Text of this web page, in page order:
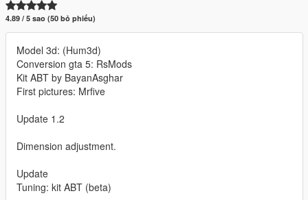
4.89 / 5 sao (50 bỏ phiếu)
Model 3d: (Hum3d)
Conversion gta 5: RsMods
Kit ABT by BayanAsghar
First pictures: Mrfive
Update 1.2
Dimension adjustment.
Update
Tuning: kit ABT (beta)